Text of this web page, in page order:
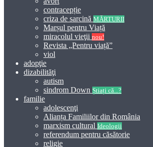
contracepție
criza de sarcină MĂRTURII
Marșul pentru Viață
miracolul vieţii nou!
Revista „Pentru viață”
viol
adopţie
dizabilităţi
autism
sindrom Down Știați că...?
familie
adolescenţi
Alianța Familiilor din România
marxism cultural Ideologii
referendum pentru căsătorie
religie